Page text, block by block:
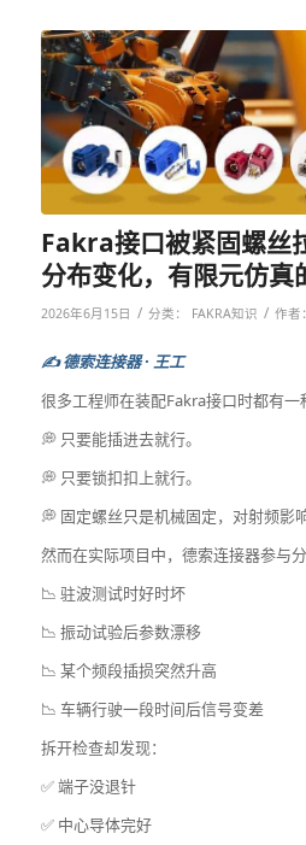
Fakra接口被紧固螺丝
分布变化，有限元仿真
2026年6月15日 / 分类： FAKRA知识 / 作者
✍️ 德索连接器 · 王工
很多工程师在装配Fakra接口时都有一
💭 只要能插进去就行。
💭 只要锁扣扣上就行。
💭 固定螺丝只是机械固定，对射频影
然而在实际项目中，德索连接器参与分
📉 驻波测试时好时坏
📉 振动试验后参数漂移
📉 某个频段插损突然升高
📉 车辆行驶一段时间后信号变差
拆开检查却发现：
✅ 端子没退针
✅ 中心导体完好